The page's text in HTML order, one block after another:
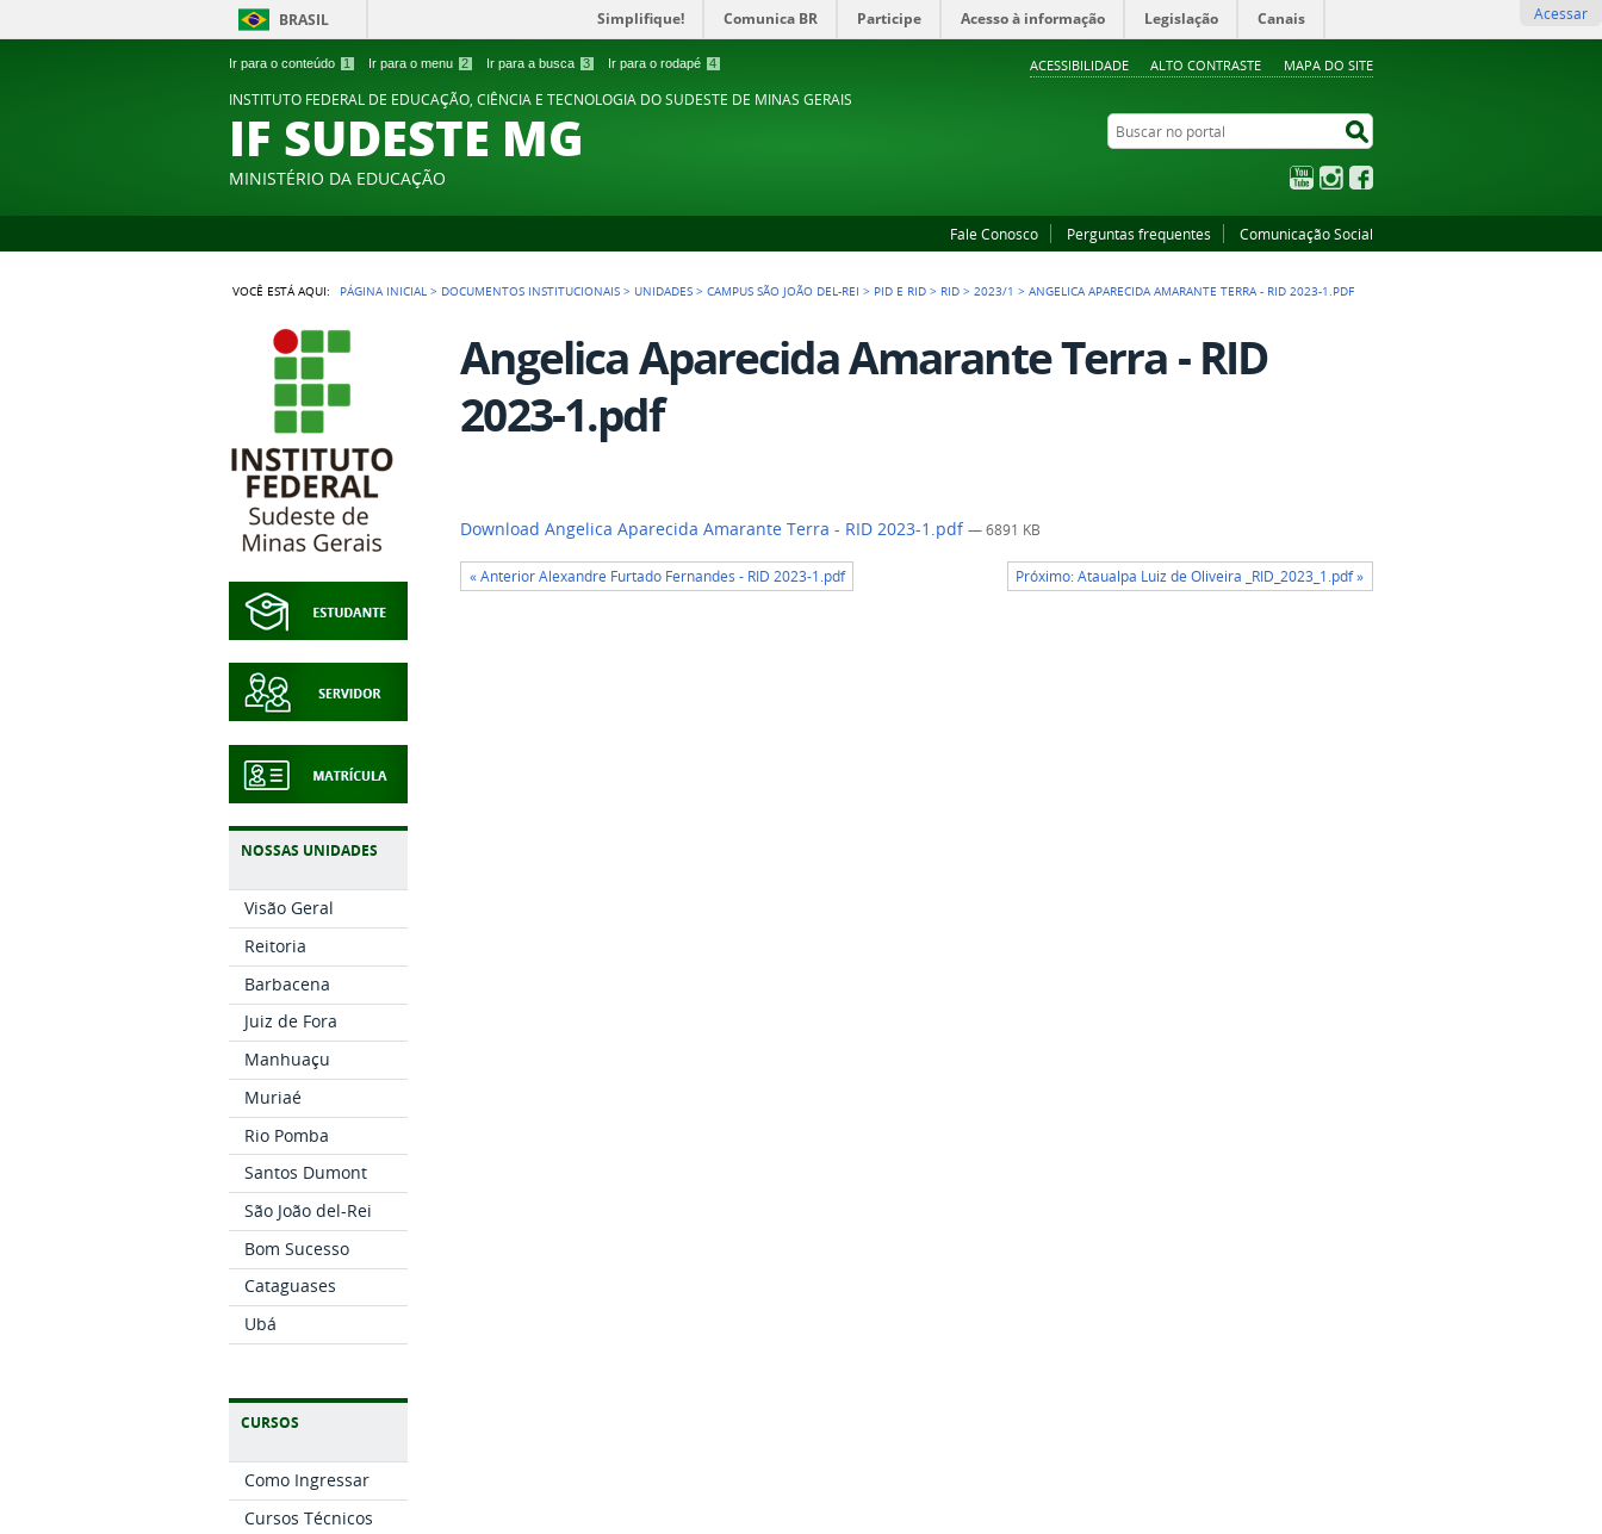
Ir para o conteúdo 1 Ir para o menu 2 Ir para a busca 3 Ir para o rodapé 4 ACESSIBILIDADE ALTO CONTRASTE MAPA DO SITE
BRASIL Simplifique! Comunica BR Participe Acesso à informação Legislação Canais Acessar
INSTITUTO FEDERAL DE EDUCAÇÃO, CIÊNCIA E TECNOLOGIA DO SUDESTE DE MINAS GERAIS
IF SUDESTE MG
MINISTÉRIO DA EDUCAÇÃO
Buscar no portal
YouTubeInstagram
Fale Conosco Perguntas frequentes Comunicação Social
VOCÊ ESTÁ AQUI: PÁGINA INICIAL > DOCUMENTOS INSTITUCIONAIS > UNIDADES >CAMPUS SÃO JOÃO DEL-REI > PID E RID > RID >2023/1 >ANGELICA APARECIDA AMARANTE TERRA - RID 2023-1.PDF
NOSSAS UNIDADES
Visão Geral
Reitoria
Barbacena
Juiz de Fora
Manhuaçu
Muriaé
Rio Pomba
Santos Dumont
São João del-Rei
Bom Sucesso
Cataguases
Ubá
CURSOS
Como Ingressar
Cursos Técnicos
Angelica Aparecida Amarante Terra - RID
2023-1.pdf
Download Angelica Aparecida Amarante Terra - RID 2023-1.pdf— 6891 KB
« Anterior Alexandre Furtado Fernandes - RID 2023-1.pdf Próximo: Ataualpa Luiz de Oliveira _RID_2023_1.pdf »